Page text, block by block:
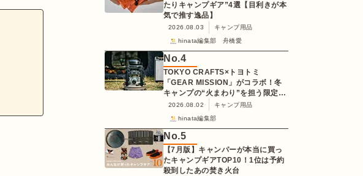
たりキャンプギア”4選【目利きが本
気で推す逸品】
2026.08.03
キャンプ用品
hinata編集部 舟橋愛
No.4
TOKYO CRAFTS×トヨトミ
「GEAR MISSION」がコラボ！冬
キャンプの“火まわり”を担う限定
K3クッキングストーブが登場
2026.08.02
キャンプ用品
hinata編集部
No.5
【7月版】キャンパーが本当に買っ
たキャンプギアTOP10！1位は予約
殺到したあの焚き火台